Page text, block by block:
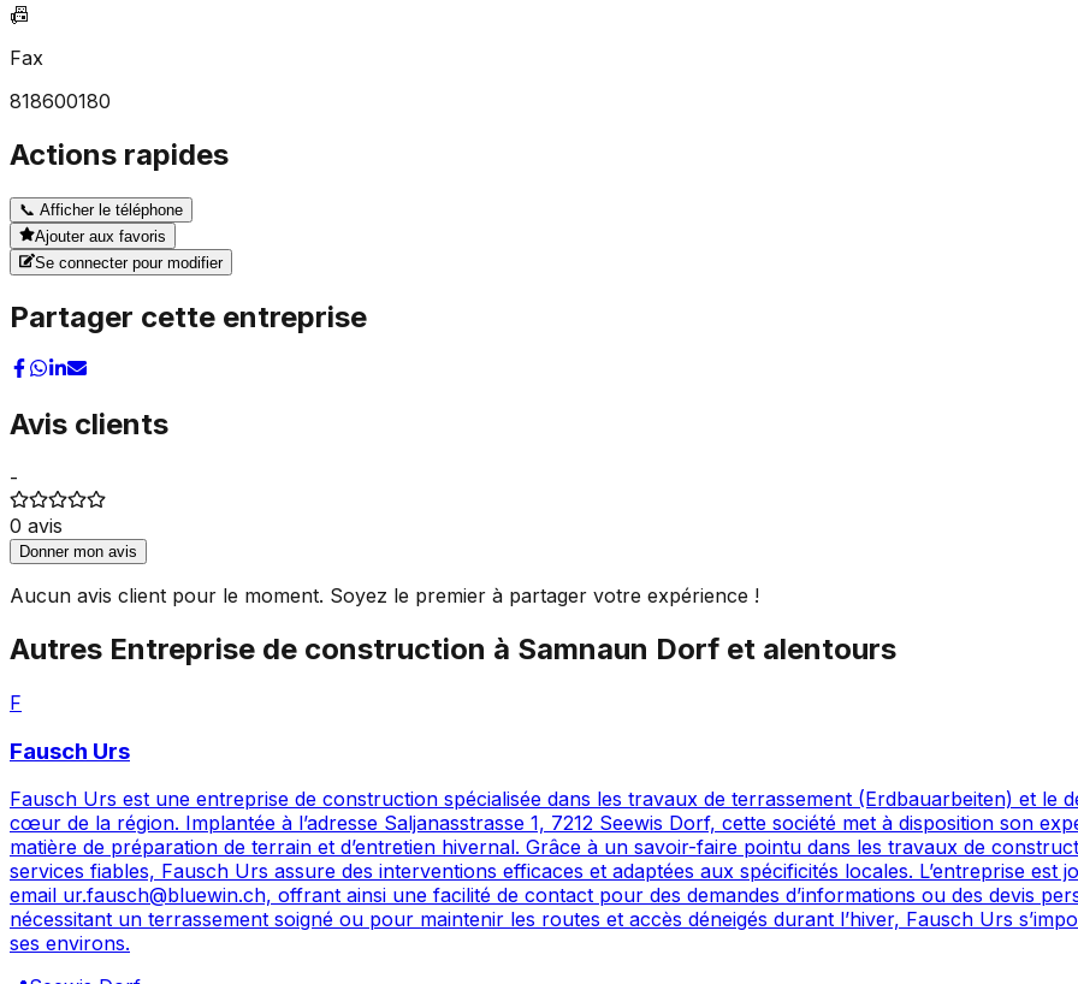
📠
Fax
818600180
Actions rapides
📞 Afficher le téléphone
Ajouter aux favoris
Se connecter pour modifier
Partager cette entreprise
Avis clients
-
0 avis
Donner mon avis
Aucun avis client pour le moment. Soyez le premier à partager votre expérience !
Autres Entreprise de construction à Samnaun Dorf et alentours
F
Fausch Urs
Fausch Urs est une entreprise de construction spécialisée dans les travaux de terrassement (Erdbauarbeiten) et le
cœur de la région. Implantée à l’adresse Saljanasstrasse 1, 7212 Seewis Dorf, cette société met à disposition son
matière de préparation de terrain et d’entretien hivernal. Grâce à un savoir-faire pointu dans les travaux de
services fiables, Fausch Urs assure des interventions efficaces et adaptées aux spécificités locales. L’entreprise est
email ur.fausch@bluewin.ch, offrant ainsi une facilité de contact pour des demandes d’informations ou des devis
nécessitant un terrassement soigné ou pour maintenir les routes et accès déneigés durant l’hiver, Fausch Urs
ses environs.